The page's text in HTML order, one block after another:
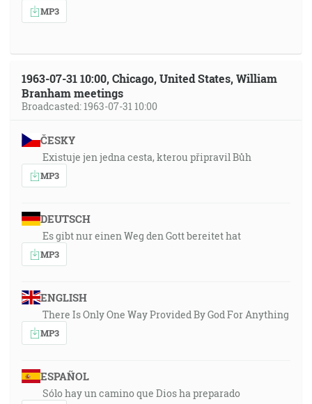
MP3
1963-07-31 10:00, Chicago, United States, William
Branham meetings
Broadcasted: 1963-07-31 10:00
ČESKY
Existuje jen jedna cesta, kterou připravil Bůh
MP3
DEUTSCH
Es gibt nur einen Weg den Gott bereitet hat
MP3
ENGLISH
There Is Only One Way Provided By God For Anything
MP3
ESPAÑOL
Sólo hay un camino que Dios ha preparado